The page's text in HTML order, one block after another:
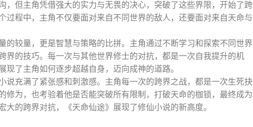
，但主角凭借强大的实力与无畏的决心，突破了这些界限，开始了跨
过程中，主角不仅要面对来自不同世界的敌人，还要面对来自天命与
的较量，更是智慧与策略的比拼。主角通过不断学习和探索不同世界
界的技巧。每一次与其他世界修士的对抗，都是一次自我提升的机
现了主角如何逐步超越自身，迈向成神的道路。
说充满了紧张感和刺激感。主角每一次的跨界之战，都是一次生死抉
修为，也考验着他是否能突破所有限制，打破天命的枷锁，最终成为
大的跨界对抗，《天命仙途》展现了修仙小说的新高度。